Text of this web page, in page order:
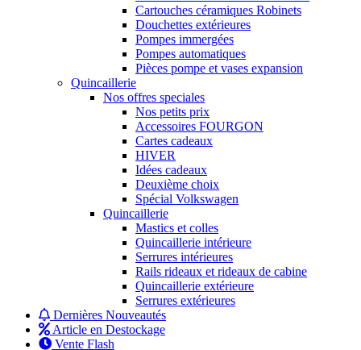
Cartouches céramiques Robinets
Douchettes extérieures
Pompes immergées
Pompes automatiques
Pièces pompe et vases expansion
Quincaillerie
Nos offres speciales
Nos petits prix
Accessoires FOURGON
Cartes cadeaux
HIVER
Idées cadeaux
Deuxième choix
Spécial Volkswagen
Quincaillerie
Mastics et colles
Quincaillerie intérieure
Serrures intérieures
Rails rideaux et rideaux de cabine
Quincaillerie extérieure
Serrures extérieures
Dernières Nouveautés
Article en Destockage
Vente Flash